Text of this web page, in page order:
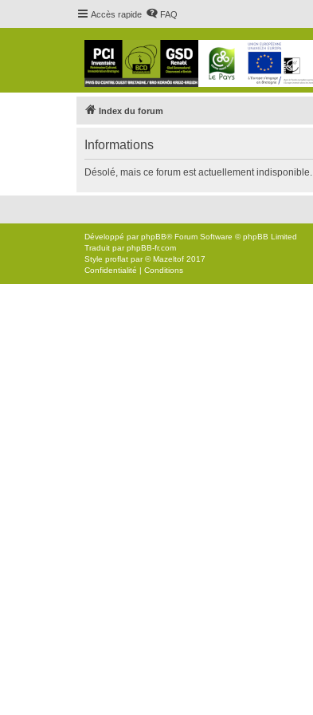
Accès rapide FAQ
Index du forum
Informations
Désolé, mais ce forum est actuellement indisponible.
Développé parphpBB® Forum Software © phpBB Limited
Traduit parphpBB-fr.com
Style proflat par ©Mazeltof 2017
Confidentialité | Conditions